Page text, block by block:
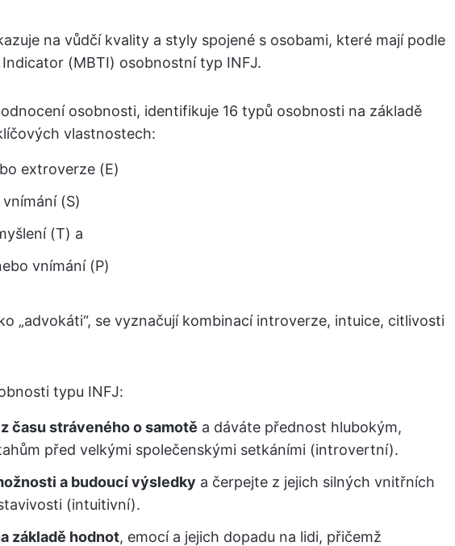
na vůdčí kvality a styly spojené s osobami, které mají podle
(MBTI) osobnostní typ INFJ.
osobnosti, identifikuje 16 typů osobnosti na základě
vlastnostech:
extroverze (E)
(S)
(T) a
vnímání (P)
„advokáti“, se vyznačují kombinací introverze, intuice, citlivosti
typu INFJ:
času stráveného o samotě a dáváte přednost hlubokým,
před velkými společenskými setkáními (introvertní).
a budoucí výsledky a čerpejte z jejich silných vnitřních
(intuitivní).
základě hodnot, emocí a jejich dopadu na lidi, přičemž